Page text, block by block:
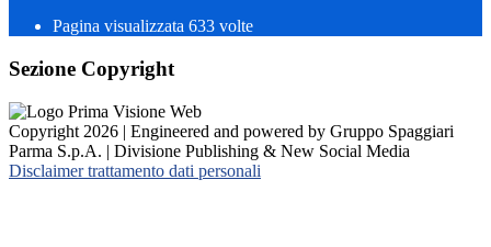
Pagina visualizzata 633 volte
Sezione Copyright
Copyright 2026 | Engineered and powered by Gruppo Spaggiari
Parma S.p.A. | Divisione Publishing & New Social Media
Disclaimer trattamento dati personali